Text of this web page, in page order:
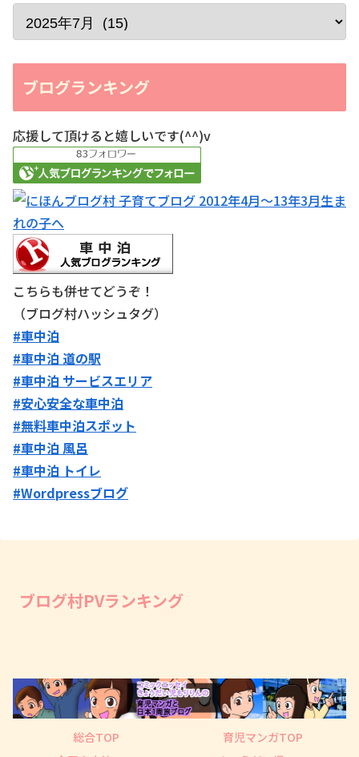
ブログランキング
応援して頂けると嬉しいです(^^)v
こちらも併せてどうぞ！
（ブログ村ハッシュタグ）
#車中泊
#車中泊 道の駅
#車中泊 サービスエリア
#安心安全な車中泊
#無料車中泊スポット
#車中泊 風呂
#車中泊 トイレ
#Wordpressブログ
ブログ村PVランキング
総合TOP
育児マンガTOP